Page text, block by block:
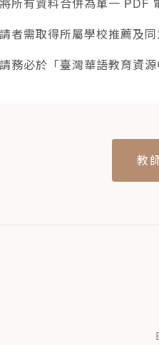
者需取得所屬學校推薦及
務必於「臺灣華語教育資
教